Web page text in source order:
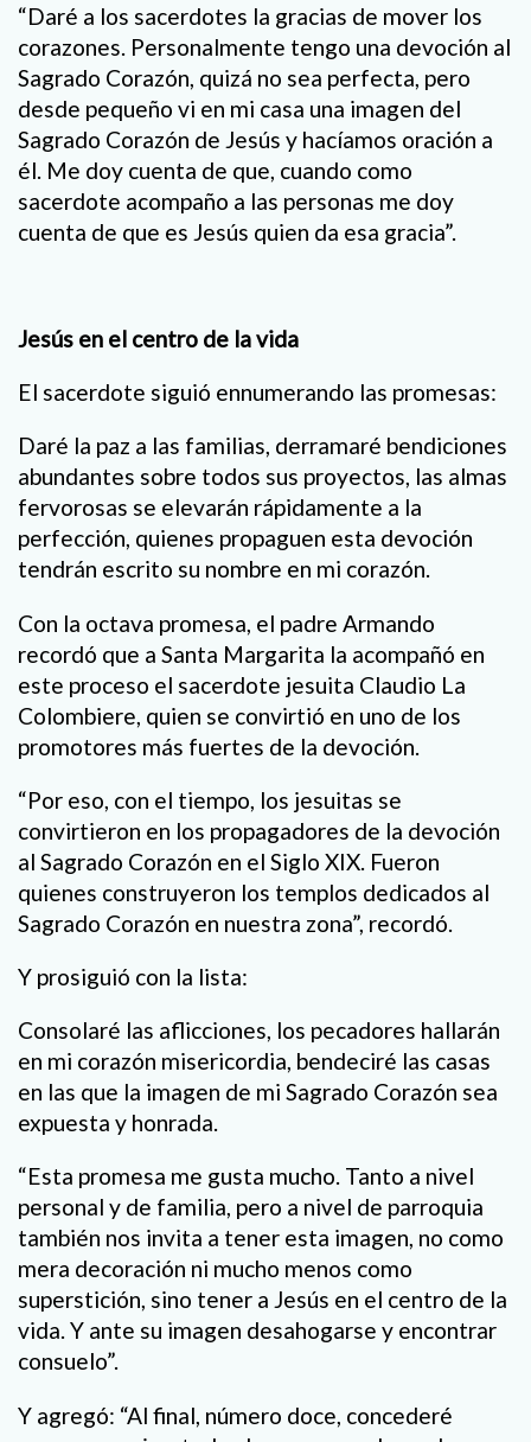
“Daré a los sacerdotes la gracias de mover los
corazones. Personalmente tengo una devoción al
Sagrado Corazón, quizá no sea perfecta, pero
desde pequeño vi en mi casa una imagen del
Sagrado Corazón de Jesús y hacíamos oración a
él. Me doy cuenta de que, cuando como
sacerdote acompaño a las personas me doy
cuenta de que es Jesús quien da esa gracia”.
Jesús en el centro de la vida
El sacerdote siguió ennumerando las promesas:
Daré la paz a las familias, derramaré bendiciones
abundantes sobre todos sus proyectos, las almas
fervorosas se elevarán rápidamente a la
perfección, quienes propaguen esta devoción
tendrán escrito su nombre en mi corazón.
Con la octava promesa, el padre Armando
recordó que a Santa Margarita la acompañó en
este proceso el sacerdote jesuita Claudio La
Colombiere, quien se convirtió en uno de los
promotores más fuertes de la devoción.
“Por eso, con el tiempo, los jesuitas se
convirtieron en los propagadores de la devoción
al Sagrado Corazón en el Siglo XIX. Fueron
quienes construyeron los templos dedicados al
Sagrado Corazón en nuestra zona”, recordó.
Y prosiguió con la lista:
Consolaré las aflicciones, los pecadores hallarán
en mi corazón misericordia, bendeciré las casas
en las que la imagen de mi Sagrado Corazón sea
expuesta y honrada.
“Esta promesa me gusta mucho. Tanto a nivel
personal y de familia, pero a nivel de parroquia
también nos invita a tener esta imagen, no como
mera decoración ni mucho menos como
superstición, sino tener a Jesús en el centro de la
vida. Y ante su imagen desahogarse y encontrar
consuelo”.
Y agregó: “Al final, número doce, concederé